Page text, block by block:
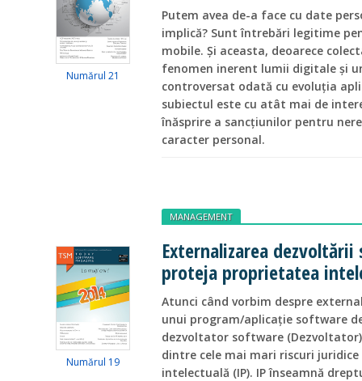
Numărul 21
Putem avea de-a face cu date
implică? Sunt întrebări legitime
mobile. Și aceasta, deoarece
fenomen inerent lumii digitale și
controversat odată cu evoluția
subiectul este cu atât mai de
înăsprire a sancțiunilor pentru
caracter personal.
Numărul 19
MANAGEMENT
Externalizarea
proteja proprietatea
Atunci când vorbim despre
unui program/aplicație software
dezvoltator software
dintre cele mai mari riscuri
intelectuală (IP). IP înseamnă